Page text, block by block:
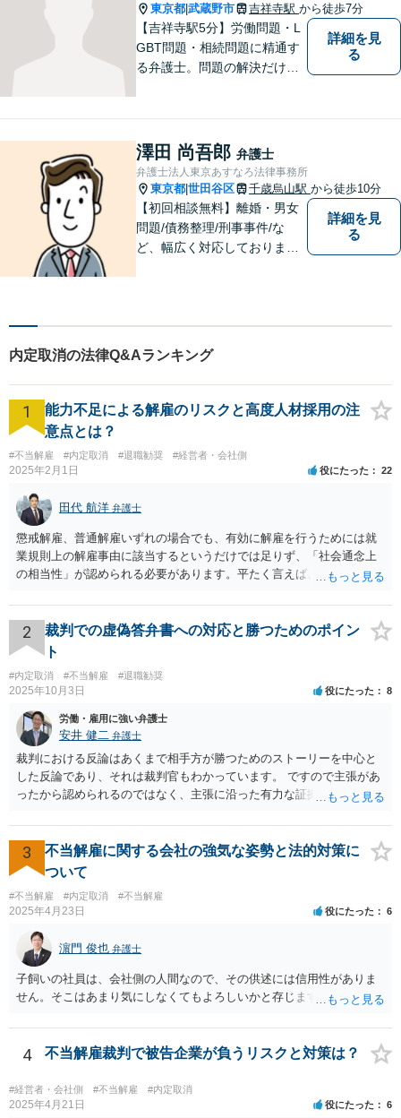
東京都 武蔵野市 吉祥寺駅 から徒歩7分
【吉祥寺駅5分】労働問題・L
GBT問題・相続問題に精通す
る弁護士。問題の解決だけで
にご相談ください！皆様に寄
り添い、納得の解決を目指し
ます。
詳細を見
る
澤田 尚吾郎 弁護士
弁護士法人東京あすなろ法律事務所
東京都 世田谷区 千歳烏山駅 から徒歩10分
【初回相談無料】離婚・男女
問題/債務整理/刑事事件/な
ど、幅広く対応しておりま
した弁護活動を行います。
【電話相談可】
詳細を見
る
内定取消の法律Q&Aランキング
1
能力不足による解雇のリスクと高度人材採用の注
意点とは？
#不当解雇 #内定取消 #退職勧奨 #経営者・会社側
2025年2月1日 役にたった 22
田代 航洋 弁護士
懲戒解雇、普通解雇いずれの場合でも、有効に解雇を行うためには就
業規則上の解雇事由に該当するというだけでは足りず、「社会通念上
の相当性」が認められる必要があります。平たく言えば、解雇の原因
れます。 日本の労働法上、解雇は非常にハードルが高いです。 解雇が
有効か無効かという点は能力不足の程度にもよりますが、顧問弁護士
の先生は具体的な事情を検討した上で能力不足の程度が解雇を有効と
するほどではないと判断されたのだと思います。 例えば、無断欠勤を
連続する、会社のお金を横領する等の場合には一発で解雇した場合で
も有効と判断されるケースも多いですが、たしかに能力不足のみの場
合はかなり解雇のハードルが高いと言わざるを得ません。 なお、懲戒
解雇の場合には、戒告、譴責、減給、出勤停止等解雇よりも軽い処分
を行い、改善を促したもののそれでも改善されない場合には解雇に踏
み切る等段階的に手順をい踏んだ場合は解雇が有効と判断される可能
性が高まります。 高度人材の中途社員だから直ちに解雇しやすいとい
うわけではありませんが、高度人材の中途社員の場合は雇用契約上、
相応に高い能力を求められているため能力不足か否かの判断が給与の
低い新卒の社員と比較すると厳格に判断される結果、解雇の有効性の
判断が比較的甘くなるという可能性はあると考えます。 もっとも、高
度人材の中途社員の場合でもやはり解雇のハードルは相応に高いもの
となります。 今回のようなリスクを避ける観点からは、会社側として
無期雇用契約ではなく有期雇用契約で募集する、試用期間付を設け
る、業務委託契約を検討するという方法もあり得るかと存じます。
（※業務委託契約を検討される場合は、運用面によっては実質的に雇
用契約関係であると判断されるリスクもありますので顧問弁護士の先
生にもご相談の上慎重にご判断ください。）
2
裁判での虚偽答弁書への対応と勝つためのポイン
ト
#内定取消 #不当解雇 #退職勧奨
2025年10月3日 役にたった 8
労働・雇用に強い弁護士
安井 健二 弁護士
裁判における反論はあくまで相手方が勝つためのストーリーを中心と
した反論であり、それは裁判官もわかっています。 ですので主張があ
ったから認められるのではなく、主張に沿った有力な証拠があるかど
で、あくまで証拠に基づいているか否かを念頭に読むことをお勧めし
ます。 あまり過敏に反応してしまうと、気疲れしてしまいます。 代理
人を信頼して自分の主張をきっちり提出してもらうことのほうが大事
ですので、いまの弁護士を信頼してコミュニケーションをとっていた
だければと思います。
3
不当解雇に関する会社の強気な姿勢と法的対策に
ついて
#不当解雇 #内定取消 #不当解雇
2025年4月23日 役にたった 6
濵門 俊也 弁護士
子飼いの社員は、会社側の人間なので、その供述には信用性がありま
せん。そこはあまり気にしなくてもよろしいかと存じます。
4 不当解雇裁判で被告企業が負うリスクと対策は？
#経営者・会社側 #不当解雇 #内定取消
2025年4月21日 役にたった 6